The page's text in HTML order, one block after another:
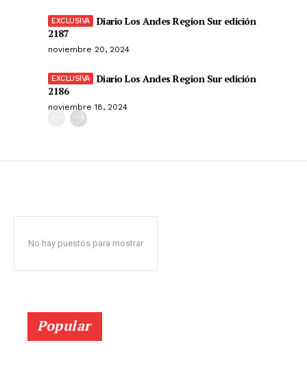
Diario Los Andes Region Sur edición
2187
noviembre 20, 2024
Diario Los Andes Region Sur edición
2186
noviembre 18, 2024
No hay puestos para mostrar
Popular